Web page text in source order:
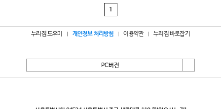
1
누리집 도우미 개인정보 처리방침 이용약관 누리집 바로잡기
PC버전